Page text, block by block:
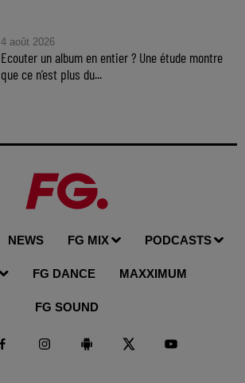
4 août 2026
Ecouter un album en entier ? Une étude montre
que ce n’est plus du...
NEWS FG MIX PODCASTS
FG DANCE MAXXIMUM
FG SOUND